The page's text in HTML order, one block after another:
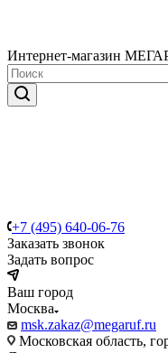
Интернет-магазин
+7 (495) 640-06-76
Заказать звонок
Задать вопрос
Ваш город
Москва
msk.zakaz@megaruf.ru
Московская область,